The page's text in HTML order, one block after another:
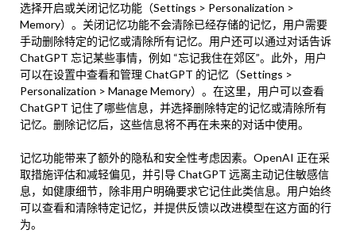
选择开启或关闭记忆功能（Settings > Personalization >
Memory）。关闭记忆功能不会清除已经存储的记忆，用户需要
手动删除特定的记忆或清除所有记忆。用户还可以通过对话告诉
ChatGPT 忘记某些事情，例如 “忘记我住在郊区”。此外，用户
可以在设置中查看和管理 ChatGPT 的记忆（Settings >
Personalization > Manage Memory）。在这里，用户可以查看
ChatGPT 记住了哪些信息，并选择删除特定的记忆或清除所有
记忆。删除记忆后，这些信息将不再在未来的对话中使用。
记忆功能带来了额外的隐私和安全性考虑因素。OpenAI 正在采
取措施评估和减轻偏见，并引导 ChatGPT 远离主动记住敏感信
息，如健康细节，除非用户明确要求它记住此类信息。用户始终
可以查看和清除特定记忆，并提供反馈以改进模型在这方面的行
为。